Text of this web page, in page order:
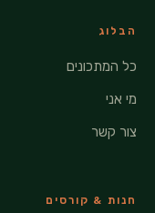
הבלוג
כל המתכונים
מי אני
צור קשר
חנות & קורסים